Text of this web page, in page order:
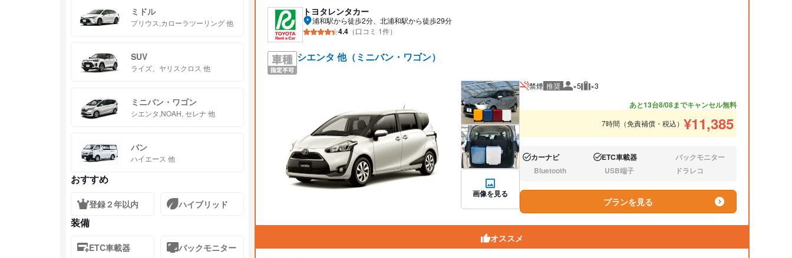
トヨタレンタカー
浦和駅から徒歩2分、北浦和駅から徒歩29分
4.4 （口コミ 1件）
シエンタ 他（ミニバン・ワゴン）
画像を見る
禁煙 推奨 推奨人数
×5 推奨荷物
×3
あと13台8/08までキャンセル無料
7時間（免責補償・税込） ¥11,385
あり:カーナビ あり:ETC車載器 なし:バックモニター
なし:Bluetooth なし:USB端子 なし:ドラレコ
プランを見る
オススメ
ミドル
プリウス,カローラツーリング 他
SUV
ライズ、ヤリスクロス 他
ミニバン・ワゴン
シエンタ,NOAH, セレナ 他
バン
ハイエース 他
おすすめ
登録２年以内 ハイブリッド
装備
ETC車載器 バックモニター